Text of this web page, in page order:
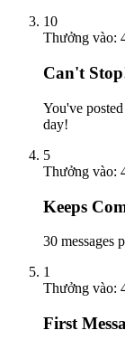
10
Thưởng vào:
Can't
You've
day!
5
Thưởng vào:
Keeps
30 messages
1
Thưởng vào:
First